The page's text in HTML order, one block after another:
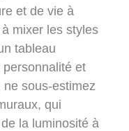
et de vie à
mixer les styles
tableau
et
sous-estimez
qui
la luminosité à